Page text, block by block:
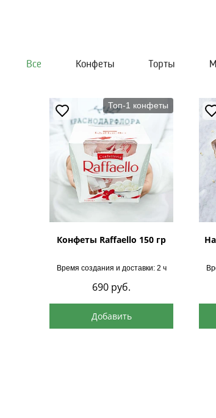
Все Конфеты Торты
Топ-1 конфеты
Конфеты Raffaello 150 гр
Время создания и доставки: 2 ч
690 руб.
Добавить